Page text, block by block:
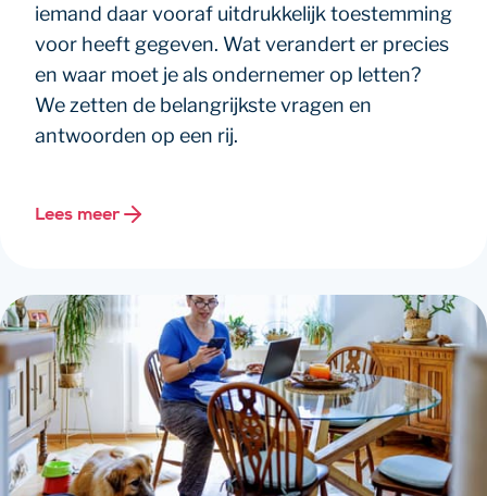
iemand daar vooraf uitdrukkelijk toestemming
voor heeft gegeven. Wat verandert er precies
en waar moet je als ondernemer op letten?
We zetten de belangrijkste vragen en
antwoorden op een rij.
Lees meer